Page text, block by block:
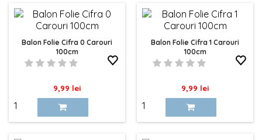
Balon Folie Cifra 0 Carouri
100cm
Pret
9,99 lei
Balon Folie Cifra 1 Carouri
100cm
Pret
9,99 lei